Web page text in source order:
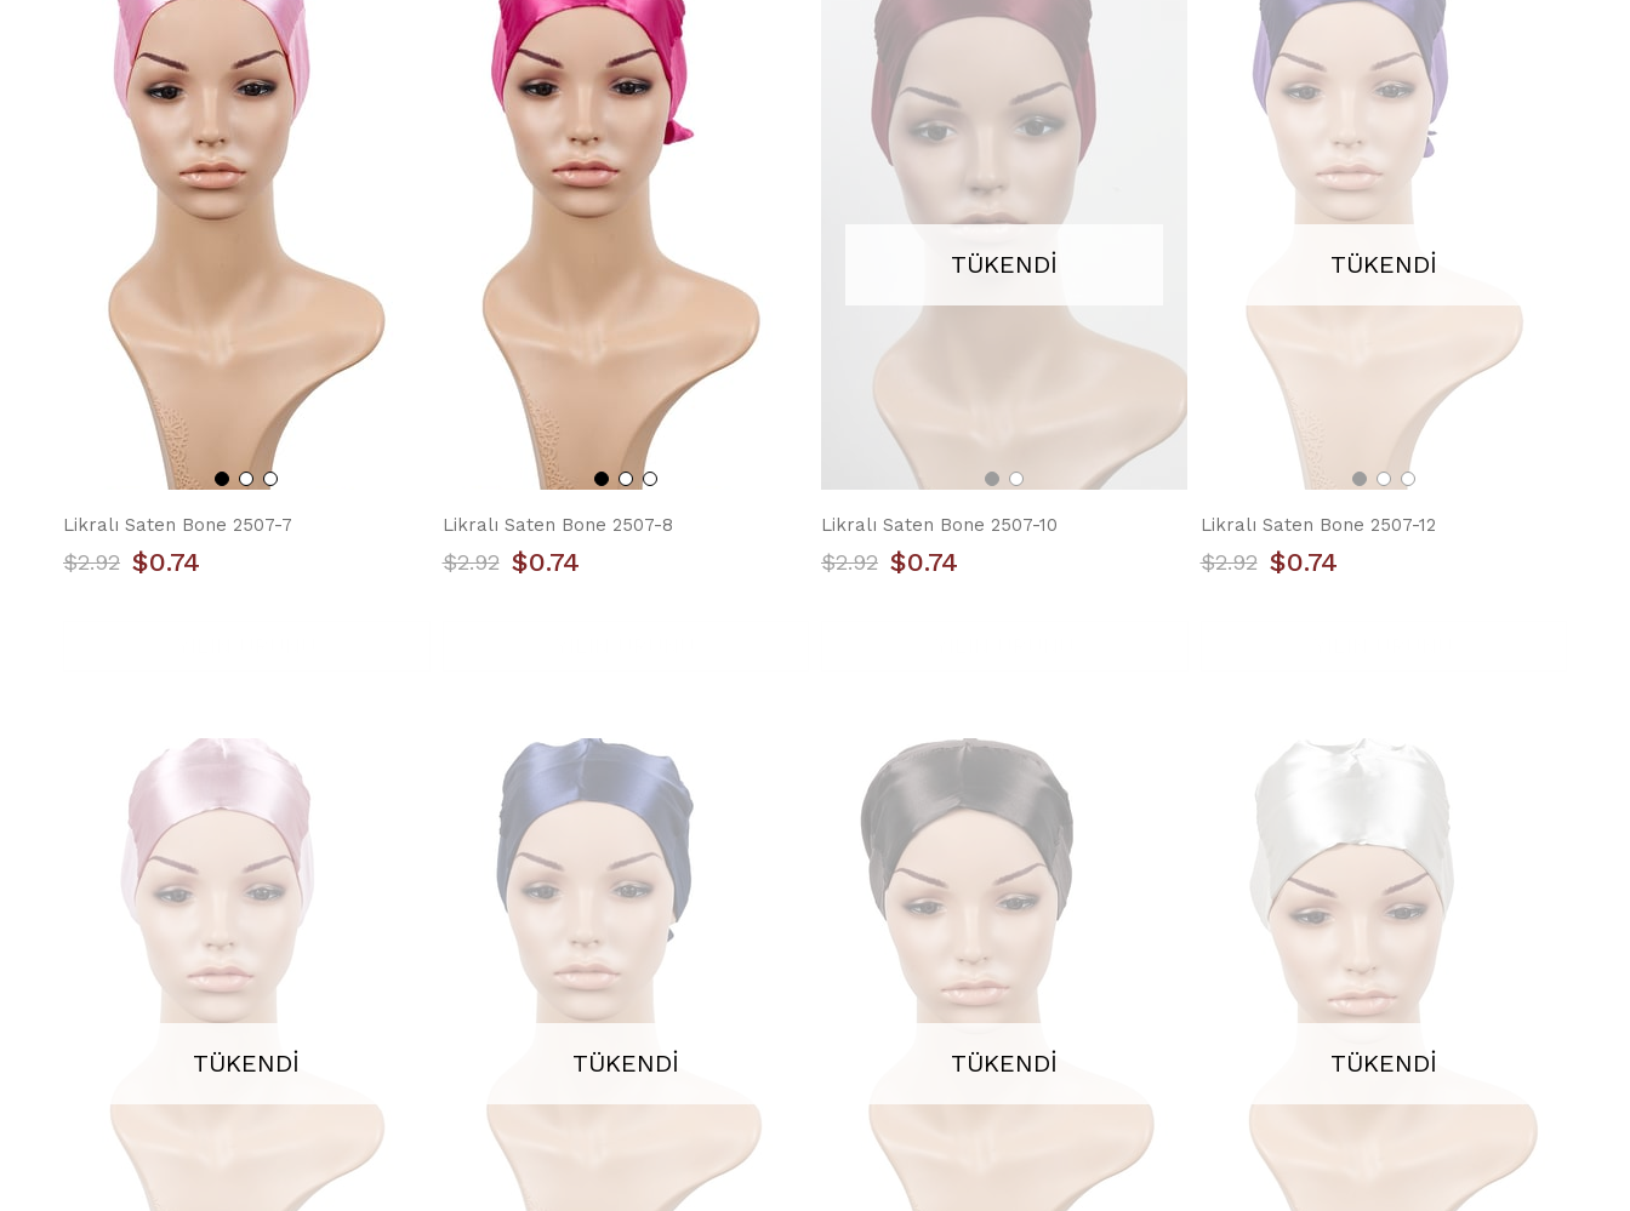
Likralı Saten Bone 2507-7
$0.74
$2.92
Likralı Saten Bone 2507-8
$0.74
$2.92
TÜKENDI
Likralı Saten Bone 2507-10
$0.74
$2.92
TÜKENDI
Likralı Saten Bone 2507-12
$0.74
$2.92
TÜKENDI TÜKENDI TÜKENDI TÜKENDI